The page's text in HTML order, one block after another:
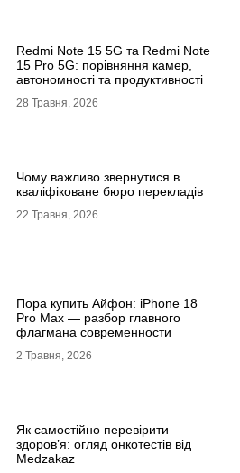
Redmi Note 15 5G та Redmi Note
15 Pro 5G: порівняння камер,
автономності та продуктивності
28 Травня, 2026
Чому важливо звернутися в
кваліфіковане бюро перекладів
22 Травня, 2026
Пора купить Айфон: iPhone 18
Pro Max — разбор главного
флагмана современности
2 Травня, 2026
Як самостійно перевірити
здоров’я: огляд онкотестів від
Medzakaz